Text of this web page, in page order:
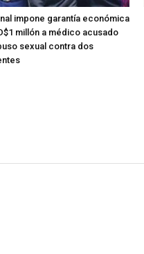
impone garantía económica
millón a médico acusado
sexual contra dos